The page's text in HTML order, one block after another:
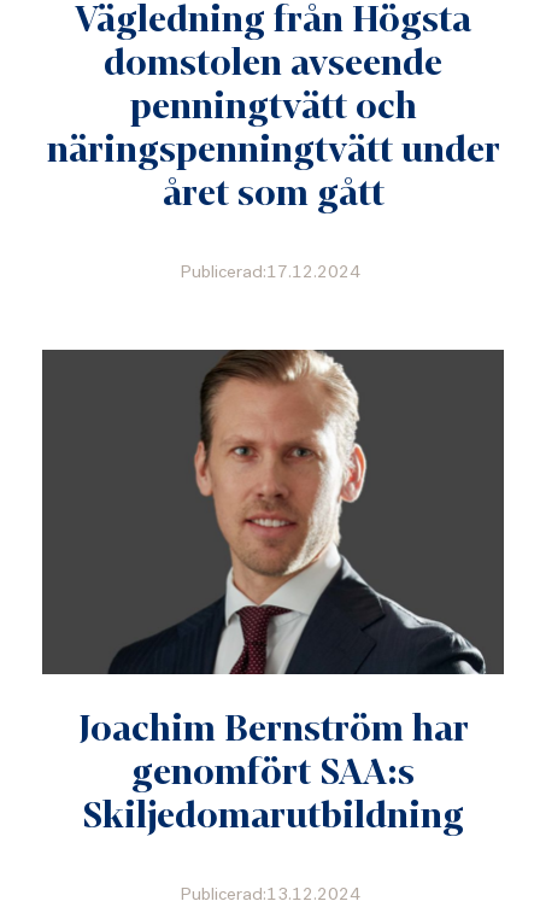
Vägledning från Högsta
domstolen avseende
penningtvätt och
näringspenningtvätt under
året som gått
Publicerad:17.12.2024
Joachim Bernström har
genomfört SAA:s
Skiljedomarutbildning
Publicerad:13.12.2024